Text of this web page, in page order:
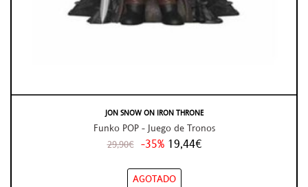
JON SNOW ON IRON THRONE
Funko POP - Juego de Tronos
29,90€ -35% 19,44€
AGOTADO